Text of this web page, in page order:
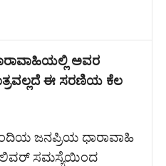
ಅವರ
ಮಾತ್ರವಲ್ಲದೆ ಈ ಸರಣಿಯ ಕೆಲ
ಜನಪ್ರಿಯ ಧಾರಾವಾಹಿ
ಲಿವರ್ ಸಮಸ್ಯೆಯಿಂದ